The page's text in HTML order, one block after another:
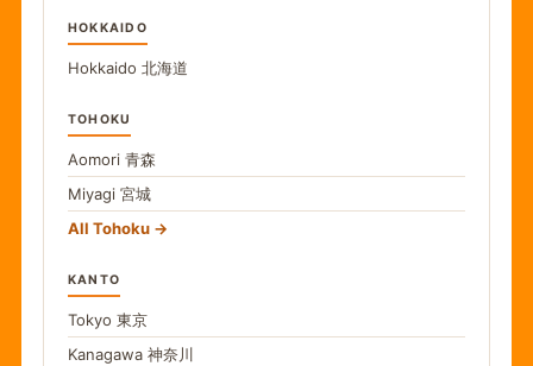
HOKKAIDO
Hokkaido 北海道
TOHOKU
Aomori 青森
Miyagi 宮城
All Tohoku
KANTO
Tokyo 東京
Kanagawa 神奈川